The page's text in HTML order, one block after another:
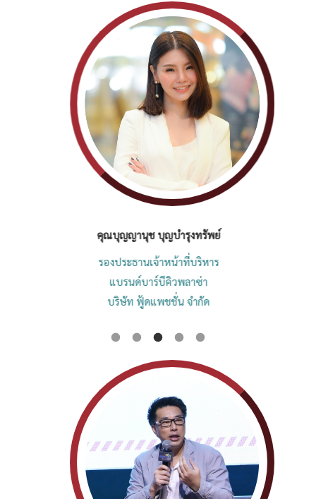
คุณบุญญานุช บุญบํารุงทรัพย์
รองประธานเจ้าหน้าที่บริหาร
แบรนด์บาร์บีคิวพลาซ่า
บริษัท ฟู้ดแพชชั่น จำกัด